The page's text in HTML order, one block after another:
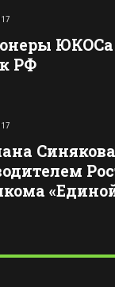
ЮКОСа
РФ